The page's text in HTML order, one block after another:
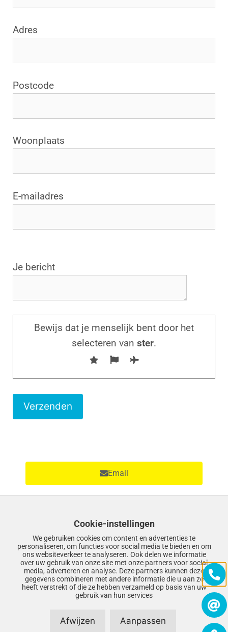
Adres
Postcode
Woonplaats
E-mailadres
e
i
e
e
e
e
Je bericht
Bewijs dat je menselijk bent door het
selecteren van ster.
Email
Facebook
Twitter
Cookie-instellingen
We gebruiken cookies om content en advertenties te
personaliseren, om functies voor social media te bieden en om
ons websiteverkeer te analyseren. Ook delen we informatie
over uw gebruik van onze site met onze partners voor social
media, adverteren en analyse. Deze partners kunnen deze
gegevens combineren met andere informatie die u aan ze
heeft verstrekt of die ze hebben verzameld op basis van uw
gebruik van hun services
Afwijzen Aanpassen